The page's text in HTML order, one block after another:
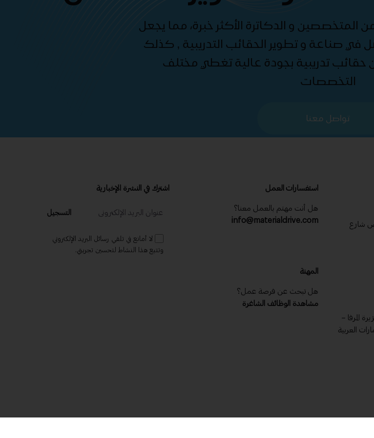
المتخصصين و الدكاترة الأكثر خبرة، مما يجعل
في صناعة و تطوير الحقائب التدريبية , كذلك
تدريبية بجودة عالية تغطي مختلف
التخصصات
تواصل معنا
شارع
المرفا –
العربية
استفسارات العمل
هل أنت مهتم بالعمل معنا؟
info@materialdrive.com
المهنة
هل تبحث عن فرصة عمل؟
مشاهدة الوظائف الشاغرة
اشترك في النشرة الإخبارية
التسجيل
لا أمانع في تلقي رسائل البريد الإلكتروني
وتتبع هذا النشاط لتحسين تجربتي.